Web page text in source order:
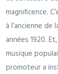
magnificence.
à l’ancienne de
années 1920.
musique
promoteur a